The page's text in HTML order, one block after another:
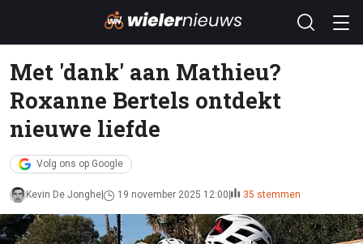
Met 'dank' aan Mathieu?
Roxanne Bertels ontdekt
nieuwe liefde
Volg ons op Google
Kevin De Jonghe 19 november 2025 12:00 35 stemmen